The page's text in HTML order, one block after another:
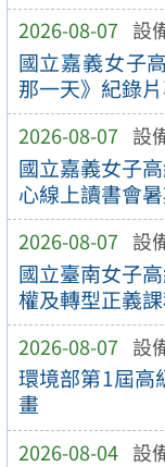
2026-08-07 設
國立嘉義女子
那一天》紀錄
2026-08-07 設
國立嘉義女子
心線上讀書會
2026-08-07 設
國立臺南女子
權及轉型正義
2026-08-07 設
環境部第1屆高
畫
2026-08-04 設